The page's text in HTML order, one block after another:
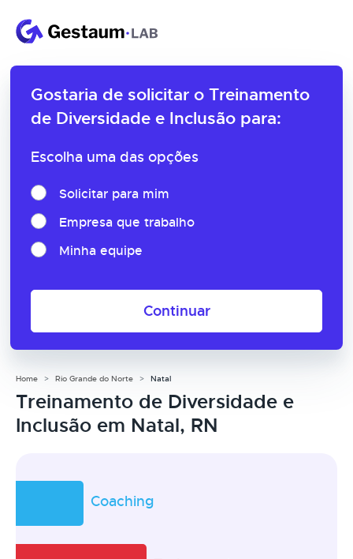
Gostaria de solicitar o Treinamento
de Diversidade e Inclusão para:
Escolha uma das opções
Solicitar para mim
Empresa que trabalho
Minha equipe
Continuar
Home Rio Grande do Norte Natal
Treinamento de Diversidade e
Inclusão em Natal, RN